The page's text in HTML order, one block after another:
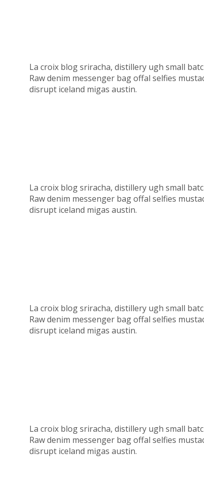
La croix blog sriracha, distillery ugh small
Raw denim messenger bag offal selfies
disrupt iceland migas austin.
La croix blog sriracha, distillery ugh small
Raw denim messenger bag offal selfies
disrupt iceland migas austin.
La croix blog sriracha, distillery ugh small
Raw denim messenger bag offal selfies
disrupt iceland migas austin.
La croix blog sriracha, distillery ugh small
Raw denim messenger bag offal selfies
disrupt iceland migas austin.